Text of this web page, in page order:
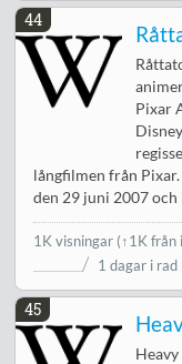
44
Pixar
långfilmen från
den 29 juni 2007 och
1K visningar (↑1K från
1 dagar i rad
45